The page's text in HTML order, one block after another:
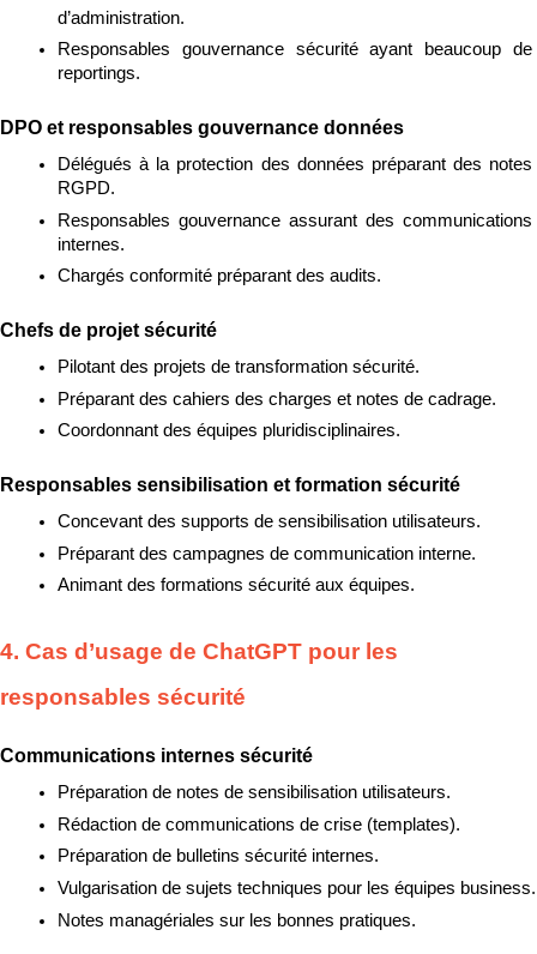
d’administration.
Responsables gouvernance sécurité ayant beaucoup de
reportings.
DPO et responsables gouvernance données
Délégués à la protection des données préparant des notes
RGPD.
Responsables gouvernance assurant des communications
internes.
Chargés conformité préparant des audits.
Chefs de projet sécurité
Pilotant des projets de transformation sécurité.
Préparant des cahiers des charges et notes de cadrage.
Coordonnant des équipes pluridisciplinaires.
Responsables sensibilisation et formation sécurité
Concevant des supports de sensibilisation utilisateurs.
Préparant des campagnes de communication interne.
Animant des formations sécurité aux équipes.
4. Cas d’usage de ChatGPT pour les
responsables sécurité
Communications internes sécurité
Préparation de notes de sensibilisation utilisateurs.
Rédaction de communications de crise (templates).
Préparation de bulletins sécurité internes.
Vulgarisation de sujets techniques pour les équipes business.
Notes managériales sur les bonnes pratiques.